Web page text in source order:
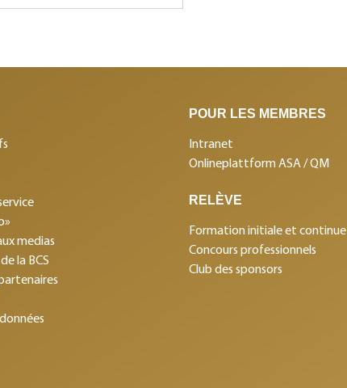
medias
la BCS
POUR LES MEMBRES
Intranet
Onlineplattform ASA / QM
RELÈVE
Formation initiale et continue
Concours professionnels
Club des sponsors